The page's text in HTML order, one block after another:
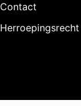
Contact
Herroepingsrecht